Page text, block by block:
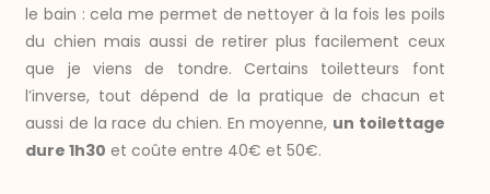
le bain : cela me permet de nettoyer à la fois les poils
du chien mais aussi de retirer plus facilement ceux
que je viens de tondre. Certains toiletteurs font
l’inverse, tout dépend de la pratique de chacun et
aussi de la race du chien. En moyenne, un toilettage
dure 1h30 et coûte entre 40€ et 50€.